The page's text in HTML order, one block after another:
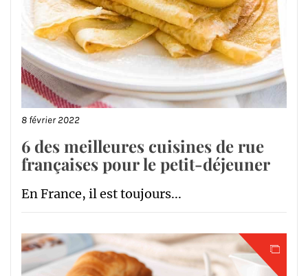
8 février 2022
6 des meilleures cuisines de rue
françaises pour le petit-déjeuner
En France, il est toujours...